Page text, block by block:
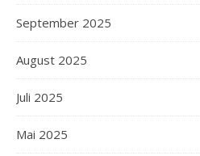
September 2025
August 2025
Juli 2025
Mai 2025